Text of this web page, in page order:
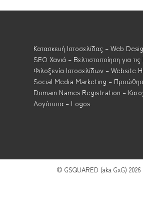
Κατασκευή Ιστοσελίδας – Web
SEO Χανιά – Βελτιστοποίηση για
Φιλοξενία Ιστοσελίδων – Website
Social Media Marketing –
Domain Names Registration –
Λογότυπα – Logos
© GSQUARED (aka GxG) 2026